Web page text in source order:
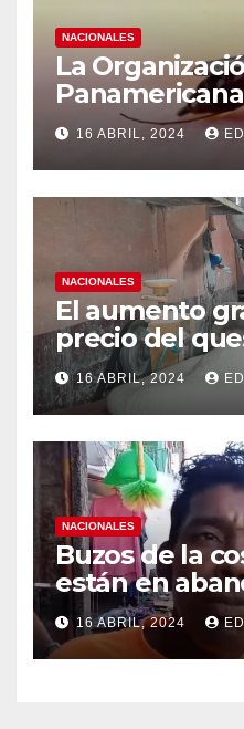
NACIONALES
La
(OPS),
medidas
casos de
16 ABRIL, 2024
NACIONALES
El aumento
precio del
efectos a las
16 ABRIL, 2024
NACIONALES
Buzos de la
están en
16 ABRIL, 2024